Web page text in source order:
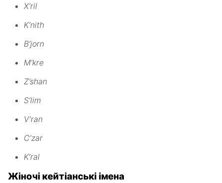
X’ril
K’nith
B’jorn
M’kre
Z’shan
S’lim
V’ran
C’zar
K’ral
Жіночі кейтіанські імена